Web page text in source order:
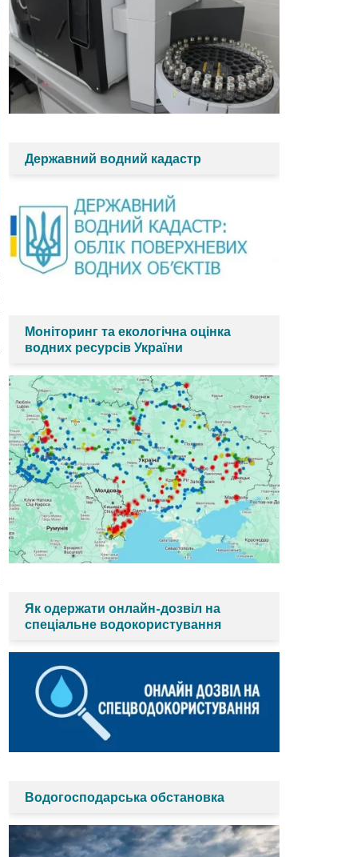
Державний водний кадастр
Моніторинг та екологічна оцінка
водних ресурсів України
Як одержати онлайн-дозвіл на
спеціальне водокористування
Водогосподарська обстановка